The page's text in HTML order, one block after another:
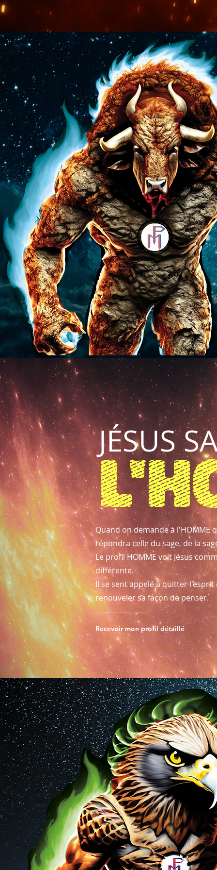
JÉSUS
Quand on demande à l'HOMME
répondra celle du sage, de la
Le profil HOMME voit Jésus
différente.
Il se sent appelé à quitter
renouveler sa façon de penser.
Recevoir mon profil détaillé